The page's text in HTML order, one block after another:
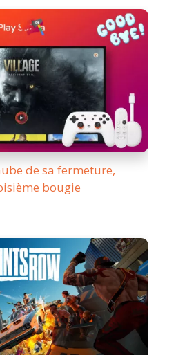
de sa fermeture,
bougie